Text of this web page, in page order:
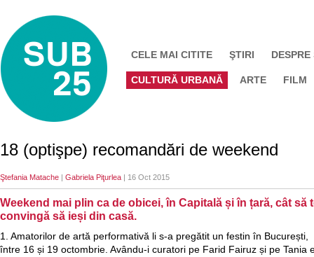
CELE MAI CITITE ŞTIRI DESPRE
CULTURĂ URBANĂ ARTE FILM
18 (optişpe) recomandări de weekend
Ştefania Matache | Gabriela Piţurlea | 16 Oct 2015
Weekend mai plin ca de obicei, în Capitală și în țară, cât să
convingă să ieși din casă.
1. Amatorilor de artă performativă li s-a pregătit un festin în București,
între 16 și 19 octombrie. Avându-i curatori pe Farid Fairuz și pe Tania